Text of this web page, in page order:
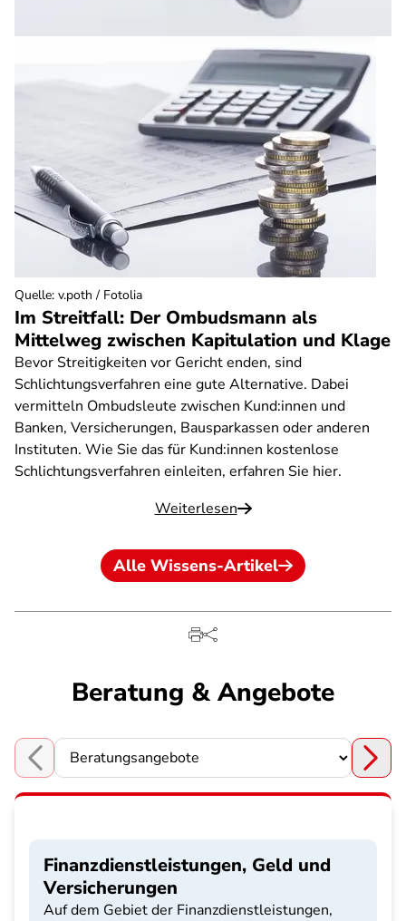
Im Streitfall: Der Ombudsmann als
Mittelweg zwischen Kapitulation und Klage
Bevor Streitigkeiten vor Gericht enden, sind
Schlichtungsverfahren eine gute Alternative. Dabei
vermitteln Ombudsleute zwischen Kund:innen und
Banken, Versicherungen, Bausparkassen oder anderen
Instituten. Wie Sie das für Kund:innen kostenlose
Schlichtungsverfahren einleiten, erfahren Sie hier.
Weiterlesen
Quelle: v.poth / Fotolia
Alle Wissens-Artikel
Beratung & Angebote
Choose a section
Finanzdienstleistungen, Geld und
Versicherungen
Auf dem Gebiet der Finanzdienstleistungen,